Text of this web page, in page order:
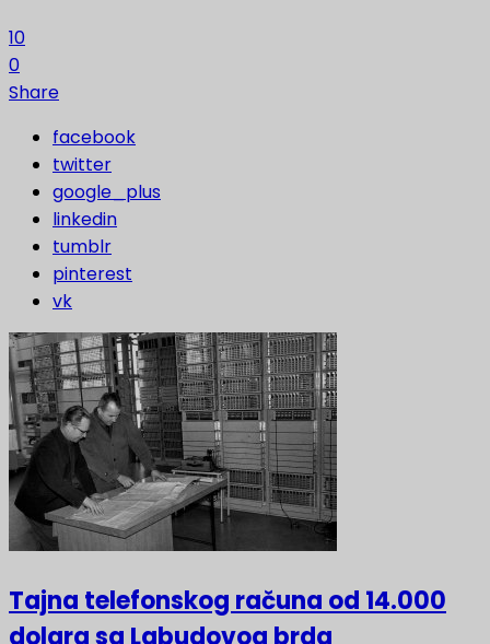
10
0
Share
facebook
twitter
google_plus
linkedin
tumblr
pinterest
vk
Tajna telefonskog računa od 14.000
dolara sa Labudovog brda